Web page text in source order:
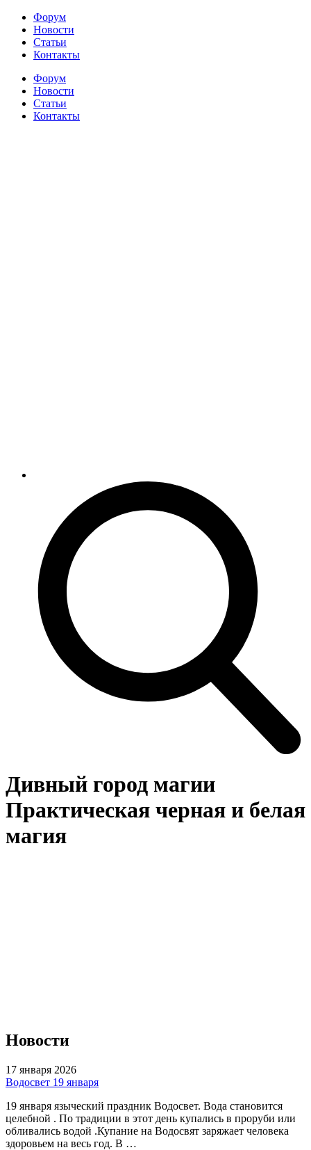
Форум
Новости
Статьи
Контакты
Форум
Новости
Статьи
Контакты
Дивный город магии
Практическая черная и белая
магия
Новости
17 января 2026
Водосвет 19 января
19 января языческий праздник Водосвет. Вода становится
целебной . По традиции в этот день купались в проруби или
обливались водой .Купание на Водосвят заряжает человека
здоровьем на весь год. В …